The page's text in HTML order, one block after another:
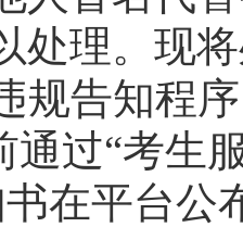
处理。现
告知程序
通过“考生
在平台公